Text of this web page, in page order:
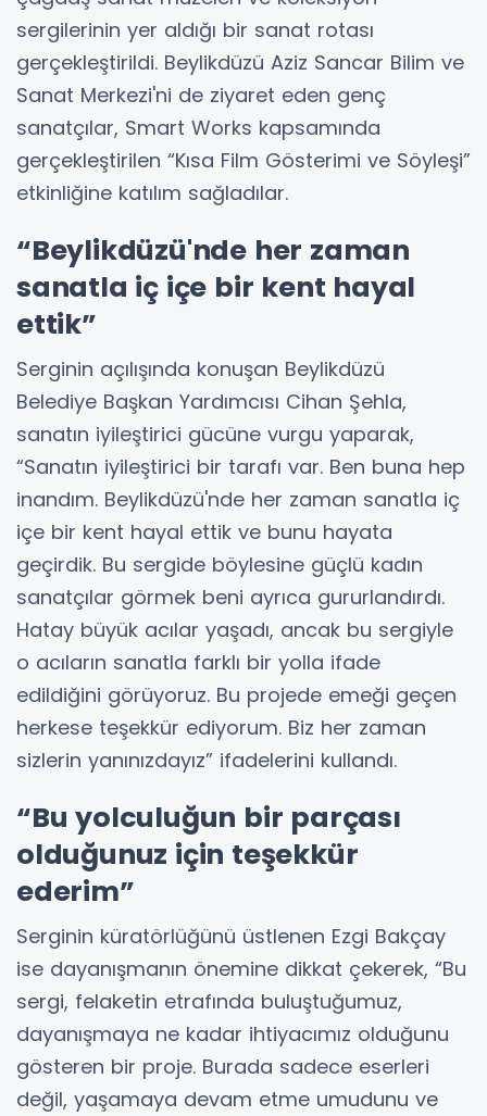
sergilerinin yer aldığı bir sanat rotası
gerçekleştirildi. Beylikdüzü Aziz Sancar Bilim ve
Sanat Merkezi'ni de ziyaret eden genç
sanatçılar, Smart Works kapsamında
gerçekleştirilen “Kısa Film Gösterimi ve Söyleşi”
etkinliğine katılım sağladılar.
“Beylikdüzü'nde her zaman
sanatla iç içe bir kent hayal
ettik”
Serginin açılışında konuşan Beylikdüzü
Belediye Başkan Yardımcısı Cihan Şehla,
sanatın iyileştirici gücüne vurgu yaparak,
“Sanatın iyileştirici bir tarafı var. Ben buna hep
inandım. Beylikdüzü'nde her zaman sanatla iç
içe bir kent hayal ettik ve bunu hayata
geçirdik. Bu sergide böylesine güçlü kadın
sanatçılar görmek beni ayrıca gururlandırdı.
Hatay büyük acılar yaşadı, ancak bu sergiyle
o acıların sanatla farklı bir yolla ifade
edildiğini görüyoruz. Bu projede emeği geçen
herkese teşekkür ediyorum. Biz her zaman
sizlerin yanınızdayız” ifadelerini kullandı.
“Bu yolculuğun bir parçası
olduğunuz için teşekkür
ederim”
Serginin küratörlüğünü üstlenen Ezgi Bakçay
ise dayanışmanın önemine dikkat çekerek, “Bu
sergi, felaketin etrafında buluştuğumuz,
dayanışmaya ne kadar ihtiyacımız olduğunu
gösteren bir proje. Burada sadece eserleri
değil, yaşamaya devam etme umudunu ve